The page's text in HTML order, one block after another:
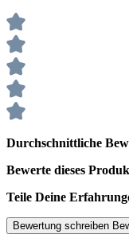
Durchschnittliche
Bewerte dieses
Teile Deine
Bewertung schreiben